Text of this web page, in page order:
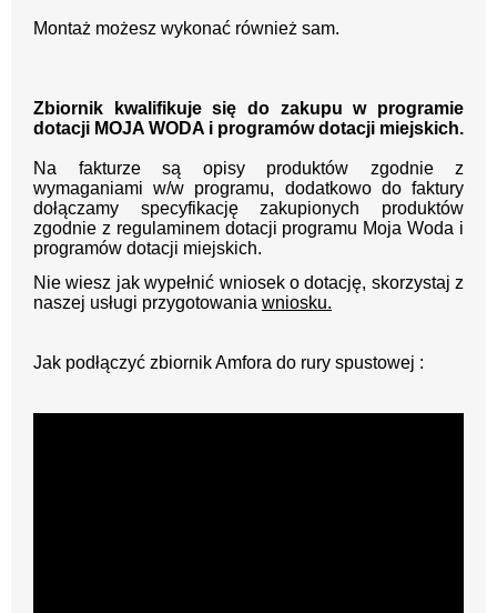
Montaż możesz wykonać również sam.
Zbiornik kwalifikuje się do zakupu w programie
dotacji MOJA WODA i programów dotacji miejskich.
Na fakturze są opisy produktów zgodnie z
wymaganiami w/w programu, dodatkowo do faktury
dołączamy specyfikację zakupionych produktów
zgodnie z regulaminem dotacji programu Moja Woda i
programów dotacji miejskich.
Nie wiesz jak wypełnić wniosek o dotację, skorzystaj z
naszej usługi przygotowania wniosku.
Jak podłączyć zbiornik Amfora do rury spustowej :